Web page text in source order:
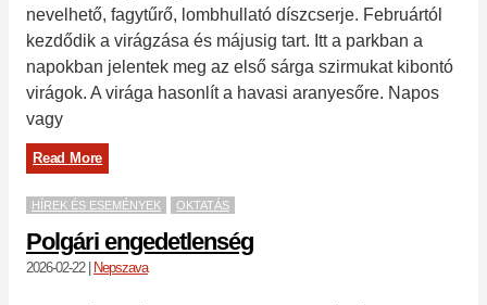
nevelhető, fagytűrő, lombhullató díszcserje. Februártól
kezdődik a virágzása és májusig tart. Itt a parkban a
napokban jelentek meg az első sárga szirmukat kibontó
virágok. A virága hasonlít a havasi aranyesőre. Napos
vagy
Read More
HÍREK ÉS ESEMÉNYEK OKTATÁS
Polgári engedetlenség
2026-02-22| Nepszava